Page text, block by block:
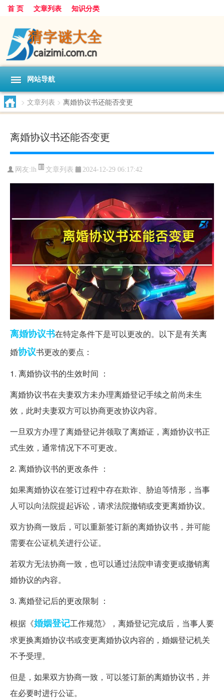
首 页 文章列表 知识分类
网站导航
> 文章列表 > 离婚协议书还能否变更
离婚协议书还能否变更
网友: lh 文章列表 2024-12-29 06:17:42
离婚协议书在特定条件下是可以更改的。以下是有关离
婚协议书更改的要点：
1. 离婚协议书的生效时间 ：
离婚协议书在夫妻双方未办理离婚登记手续之前尚未生
效，此时夫妻双方可以协商更改协议内容。
一旦双方办理了离婚登记并领取了离婚证，离婚协议书正
式生效，通常情况下不可更改。
2. 离婚协议书的更改条件 ：
如果离婚协议在签订过程中存在欺诈、胁迫等情形，当事
人可以向法院提起诉讼，请求法院撤销或变更离婚协议。
双方协商一致后，可以重新签订新的离婚协议书，并可能
需要在公证机关进行公证。
若双方无法协商一致，也可以通过法院申请变更或撤销离
婚协议的内容。
3. 离婚登记后的更改限制 ：
根据《婚姻登记工作规范》，离婚登记完成后，当事人要
求更换离婚协议书或变更离婚协议内容的，婚姻登记机关
不予受理。
但是，如果双方协商一致，可以签订新的离婚协议书，并
在必要时进行公证。